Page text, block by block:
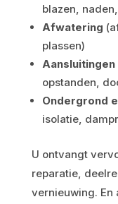
blazen,
Afwatering
plassen)
opstanden,
Ondergrond
isolatie,
U ontvangt
reparatie,
vernieuwing.